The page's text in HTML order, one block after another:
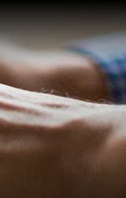
FÉMININ ENFIN SOIGNÉ !